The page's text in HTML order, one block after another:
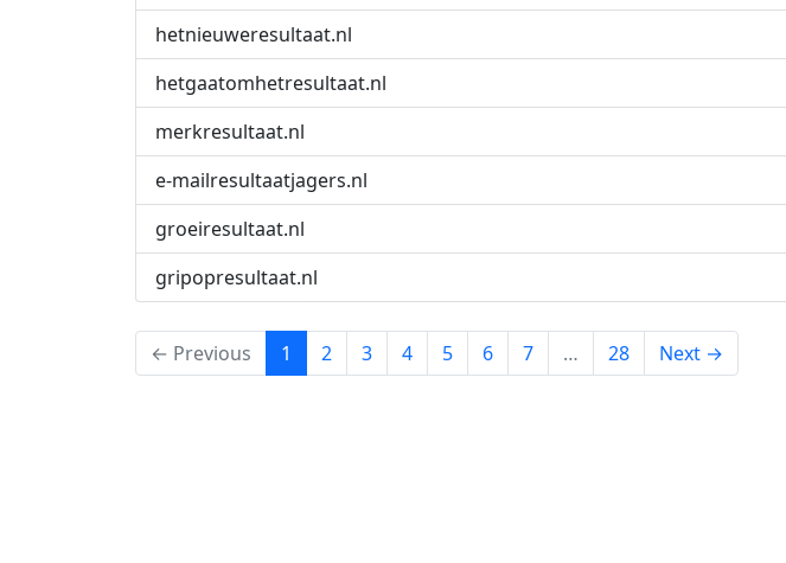
hetnieuweresultaat.nl
hetgaatomhetresultaat.nl
merkresultaat.nl
e-mailresultaatjagers.nl
groeiresultaat.nl
gripopresultaat.nl
← Previous 1 (current)
2 3 4 5 6 7 … 28 Next →